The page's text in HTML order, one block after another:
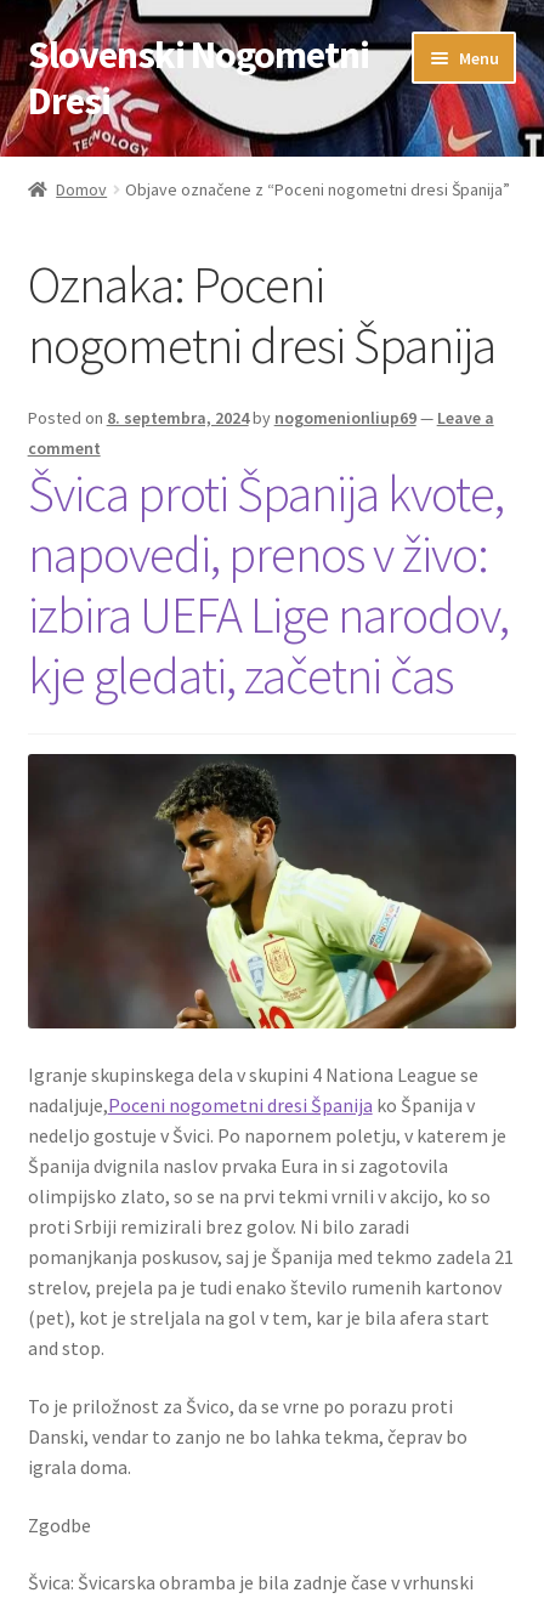
Skip
to
navigation
Skip
to
content
Slovenski Nogometni
Dresi
Menu
Domov
FAQs
Kontaktiraj nas
Košarica
Moj račun
Trgovina
Zaključek nakupa
Domov Objave označene z “Poceni nogometni dresi Španija”
Oznaka: Poceni
nogometni dresi Španija
Posted on 8. septembra, 2024by nogomenionliup69— Leave a
comment
Švica proti Španija kvote,
napovedi, prenos v živo:
izbira UEFA Lige narodov,
kje gledati, začetni čas
Igranje skupinskega dela v skupini 4 Nationa League se
nadaljuje,Poceni nogometni dresi Španija ko Španija v
nedeljo gostuje v Švici. Po napornem poletju, v katerem je
Španija dvignila naslov prvaka Eura in si zagotovila
olimpijsko zlato, so se na prvi tekmi vrnili v akcijo, ko so
proti Srbiji remizirali brez golov. Ni bilo zaradi
pomanjkanja poskusov, saj je Španija med tekmo zadela 21
strelov, prejela pa je tudi enako število rumenih kartonov
(pet), kot je streljala na gol v tem, kar je bila afera start
and stop.
To je priložnost za Švico, da se vrne po porazu proti
Danski, vendar to zanjo ne bo lahka tekma, čeprav bo
igrala doma.
Zgodbe
Švica: Švicarska obramba je bila zadnje čase v vrhunski